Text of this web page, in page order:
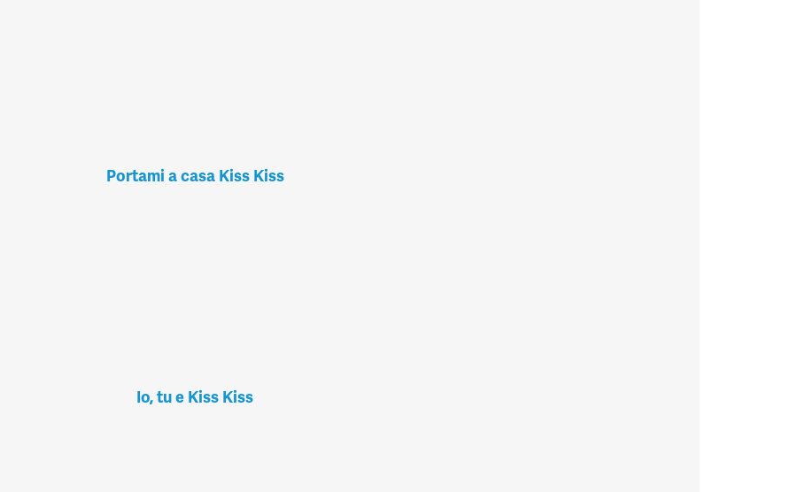
Portami a casa Kiss Kiss
Io, tu e Kiss Kiss